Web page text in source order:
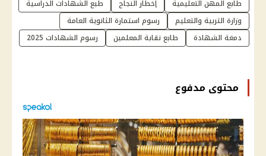
طابع المهن التعليمية
إخطار النجاح
طبع الشهادات الدراسية
وزارة التربية والتعليم
رسوم استمارة الثانوية العامة
دمغة الشهادة
طابع نقابة المعلمين رسوم الشهادات 2025
محتوى مدفوع